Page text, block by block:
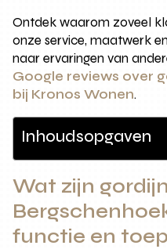
Ontdek waarom zoveel
onze service, maatwerk
naar ervaringen van
Google reviews over
bij Kronos Wonen.
Inhoudsopgaven
Wat zijn
functie en